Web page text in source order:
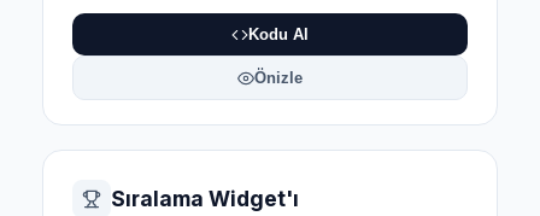
Kodu Al
Önizle
Sıralama Widget'ı